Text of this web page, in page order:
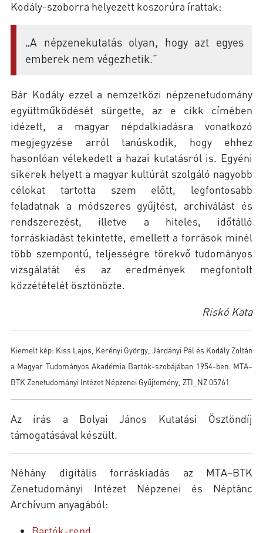
Kodály-szoborra helyezett koszorúra írattak:
„A népzenekutatás olyan, hogy azt egyes
emberek nem végezhetik.”
Bár Kodály ezzel a nemzetközi népzenetudomány
együttműködését sürgette, az e cikk címében
idézett, a magyar népdalkiadásra vonatkozó
megjegyzése arról tanúskodik, hogy ehhez
hasonlóan vélekedett a hazai kutatásról is. Egyéni
sikerek helyett a magyar kultúrát szolgáló nagyobb
célokat tartotta szem előtt, legfontosabb
feladatnak a módszeres gyűjtést, archiválást és
rendszerezést, illetve a hiteles, időtálló
forráskiadást tekintette, emellett a források minél
több szempontú, teljességre törekvő tudományos
vizsgálatát és az eredmények megfontolt
közzétételét ösztönözte.
Riskó Kata
Kiemelt kép: Kiss Lajos, Kerényi György, Járdányi Pál és Kodály Zoltán
a Magyar Tudományos Akadémia Bartók-szobájában 1954-ben. MTA–
BTK Zenetudományi Intézet Népzenei Gyűjtemény, ZTI_NZ 05761
Az írás a Bolyai János Kutatási Ösztöndíj
támogatásával készült.
Néhány digitális forráskiadás az MTA–BTK
Zenetudományi Intézet Népzenei és Néptánc
Archívum anyagából:
Bartók-rend